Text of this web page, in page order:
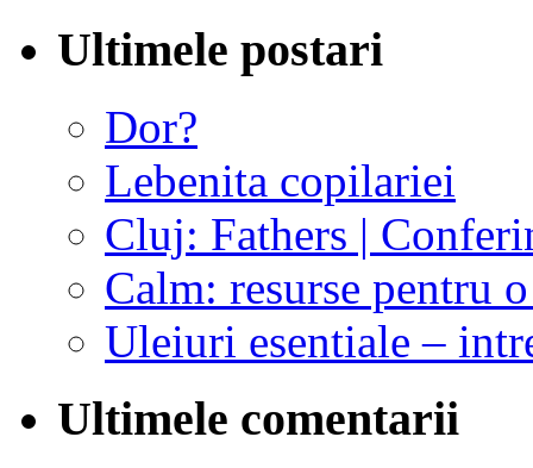
Ultimele postari
Dor?
Lebenita copilariei
Cluj: Fathers |
Calm: resurse pentru
Uleiuri esentiale –
Ultimele comentarii